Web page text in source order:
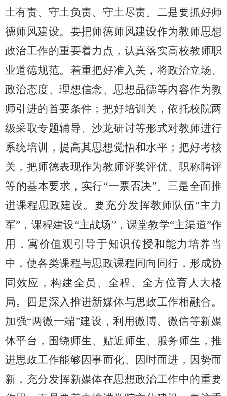
土有责、守土负责、守土尽责。二是要抓好师
德师风建设。要把师德师风建设作为教师思想
政治工作的重要着力点，认真落实高校教师职
业道德规范。着重把好准入关，将政治立场、
政治态度、理想信念、思想品德等内容作为教
师引进的首要条件；把好培训关，依托校院两
级采取专题辅导、沙龙研讨等形式对教师进行
系统培训，提高其思想觉悟和水平；把好考核
关，把师德表现作为教师评奖评优、职称聘评
等的基本要求，实行“一票否决”。三是全面推
进课程思政建设。要充分发挥教师队伍“主力
军”，课程建设“主战场”，课堂教学“主渠道”作
用，寓价值观引导于知识传授和能力培养当
中，使各类课程与思政课程同向同行，形成协
同效应，构建全员、全程、全方位育人大格
局。四是深入推进新媒体与思政工作相融合。
加强“两微一端”建设，利用微博、微信等新媒
体平台，围绕师生、贴近师生、服务师生，推
进思政工作能够因事而化、因时而进，因势而
新，充分发挥新媒体在思想政治工作中的重要